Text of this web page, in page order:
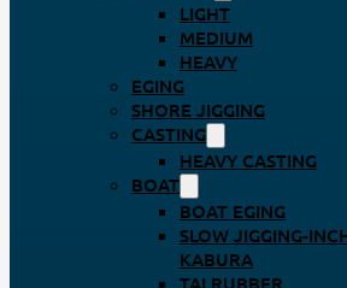
LIGHT
MEDIUM
HEAVY
EGING
SHORE JIGGING
CASTING
HEAVY CASTING
BOAT
BOAT EGING
SLOW JIGGING-
KABURA
TAI RUBBER